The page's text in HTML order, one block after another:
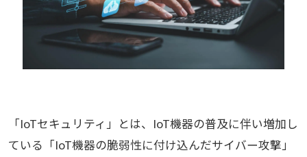
「IoTセキュリティ」とは、IoT機器の普及に伴い増加し
ている「IoT機器の脆弱性に付け込んだサイバー攻撃」